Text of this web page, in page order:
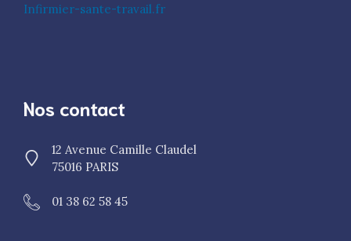
Infirmier-sante-travail.fr
Nos contact
12 Avenue Camille Claudel
75016 PARIS
01 38 62 58 45